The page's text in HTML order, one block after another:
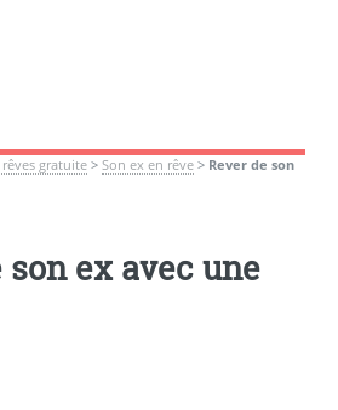
gratuite> Son ex en rêve> Rever de son
son ex avec une